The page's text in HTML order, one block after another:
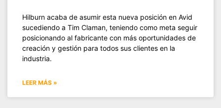
Hilburn acaba de asumir esta nueva posición en Avid
sucediendo a Tim Claman, teniendo como meta seguir
posicionando al fabricante con más oportunidades de
creación y gestión para todos sus clientes en la
industria.
LEER MÁS »